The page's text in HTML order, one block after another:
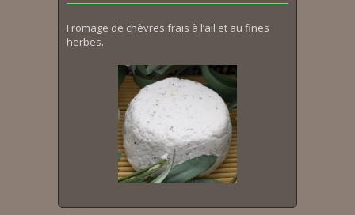
Fromage de chèvres frais à l’ail et au fines
herbes.